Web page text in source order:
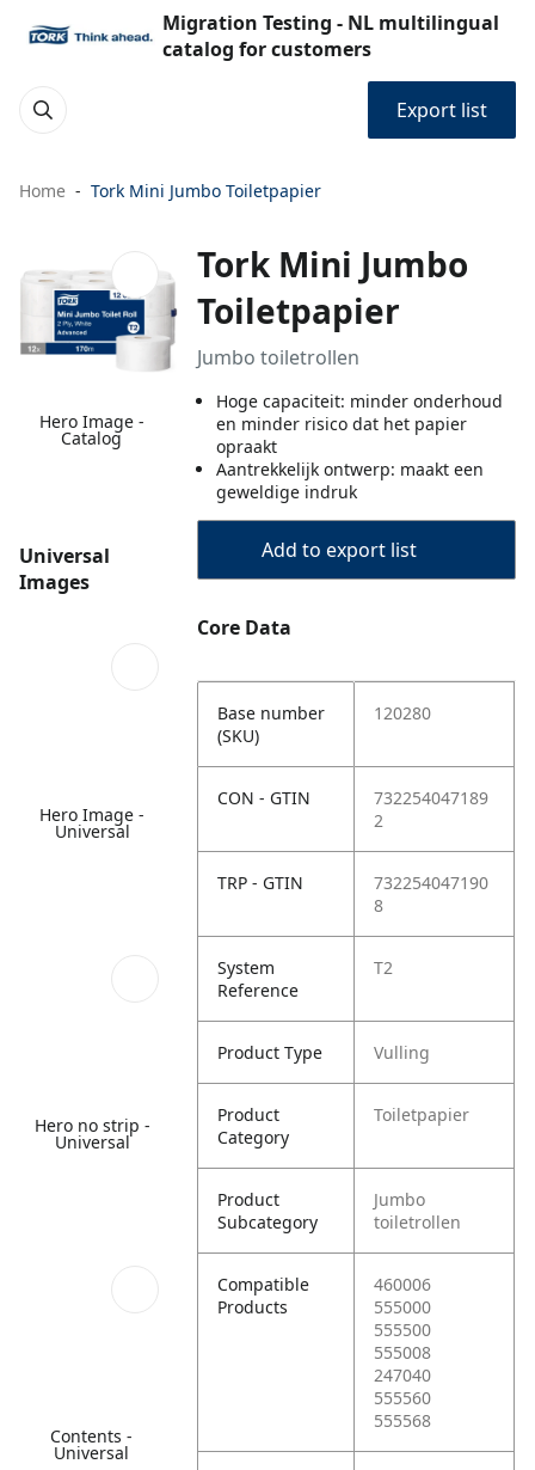
Migration Testing - NL multilingual
catalog for customers
Export list
Home Tork Mini Jumbo Toiletpapier
Hero Image -
Catalog
Universal
Images
Hero Image -
Universal
Hero no strip -
Universal
Contents -
Universal
Tork Mini Jumbo
Toiletpapier
Jumbo toiletrollen
Hoge capaciteit: minder onderhoud
en minder risico dat het papier
opraakt
Aantrekkelijk ontwerp: maakt een
geweldige indruk
Add to export list
Core Data
Base number
(SKU)
120280
CON - GTIN
732254047189
2
TRP - GTIN
732254047190
8
System
Reference
T2
Product Type Vulling
Product
Category
Toiletpapier
Product
Subcategory
Jumbo
toiletrollen
Compatible
Products
460006
555000
555500
555008
247040
555560
555568